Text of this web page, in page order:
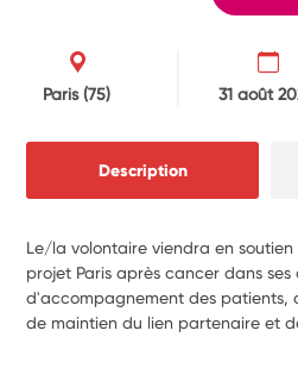
Paris(75) 31 août
Description
Le/la volontaire viendra en
projet Paris après cancer dans ses
d'accompagnement des patients,
de maintien du lien partenaire et